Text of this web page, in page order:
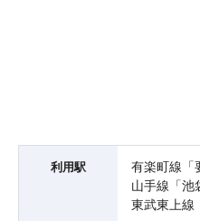
利用駅
有楽町線「
山手線「池
東武東上線